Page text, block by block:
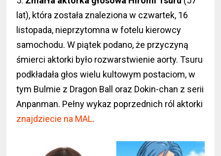
lat), która została znaleziona w czwartek, 16
listopada, nieprzytomna w fotelu kierowcy
samochodu. W piątek podano, że przyczyną
śmierci aktorki było rozwarstwienie aorty. Tsuru
podkładała głos wielu kultowym postaciom, w
tym Bulmie z Dragon Ball oraz Dokin-chan z serii
Anpanman. Pełny wykaz poprzednich ról aktorki
znajdziecie na MAL.